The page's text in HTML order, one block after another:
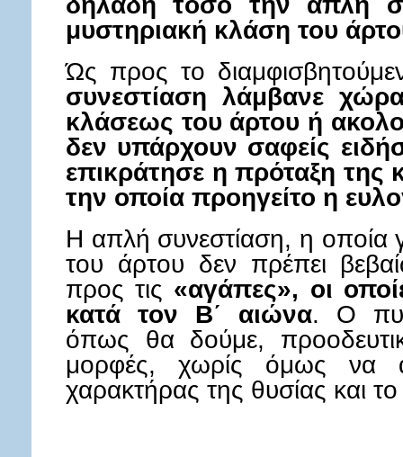
μυστηριακή κλάση του
Ώς προς το
συνεστίαση λάμβανε
κλάσεως του άρτου ή
δεν υπάρχουν σαφείς
επικράτησε η πρόταξη της
την οποία προηγείτο η
Η απλή συνεστίαση, η οποία
του άρτου δεν πρέπει
προς τις «αγάπες», οι
κατά τον Β΄ αιώνα. Ο
όπως θα δούμε,
μορφές, χωρίς όμως να
χαρακτήρας της θυσίας και